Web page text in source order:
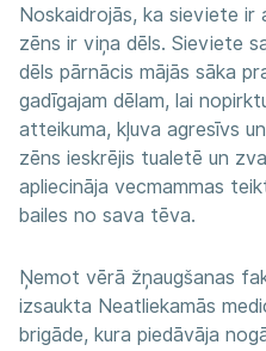
Noskaidrojās, ka sieviete ir
zēns ir viņa dēls. Sieviete
dēls pārnācis mājās sāka
gadīgajam dēlam, lai
atteikuma, kļuva agresīvs
zēns ieskrējis tualetē un
apliecināja vecmammas
bailes no sava tēva.
Ņemot vērā žņaugšanas
izsaukta Neatliekamās
brigāde, kura piedāvāja